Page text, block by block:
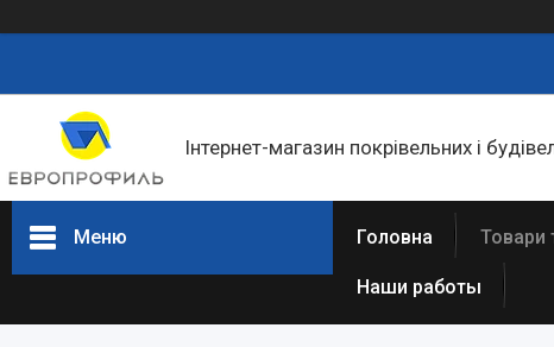
Інтернет-магазин покрівельних і
Меню Головна Товари
Наши работы